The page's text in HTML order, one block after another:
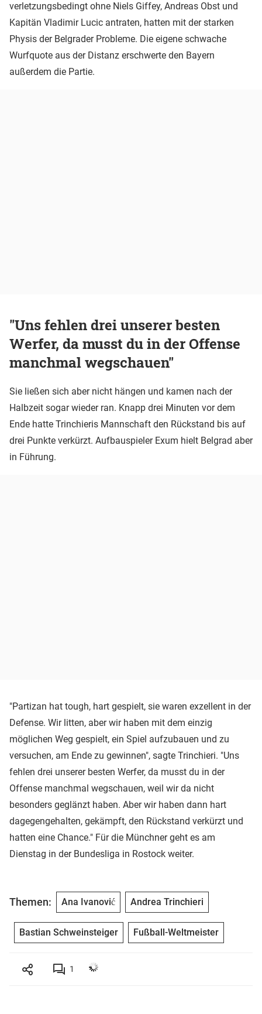
verletzungsbedingt ohne Niels Giffey, Andreas Obst und
Kapitän Vladimir Lucic antraten, hatten mit der starken
Physis der Belgrader Probleme. Die eigene schwache
Wurfquote aus der Distanz erschwerte den Bayern
außerdem die Partie.
"Uns fehlen drei unserer besten
Werfer, da musst du in der Offense
manchmal wegschauen"
Sie ließen sich aber nicht hängen und kamen nach der
Halbzeit sogar wieder ran. Knapp drei Minuten vor dem
Ende hatte Trinchieris Mannschaft den Rückstand bis auf
drei Punkte verkürzt. Aufbauspieler Exum hielt Belgrad aber
in Führung.
"Partizan hat tough, hart gespielt, sie waren exzellent in der
Defense. Wir litten, aber wir haben mit dem einzig
möglichen Weg gespielt, ein Spiel aufzubauen und zu
versuchen, am Ende zu gewinnen", sagte Trinchieri. "Uns
fehlen drei unserer besten Werfer, da musst du in der
Offense manchmal wegschauen, weil wir da nicht
besonders geglänzt haben. Aber wir haben dann hart
dagegengehalten, gekämpft, den Rückstand verkürzt und
hatten eine Chance." Für die Münchner geht es am
Dienstag in der Bundesliga in Rostock weiter.
Themen: Ana Ivanović Andrea Trinchieri
Bastian Schweinsteiger Fußball-Weltmeister
1